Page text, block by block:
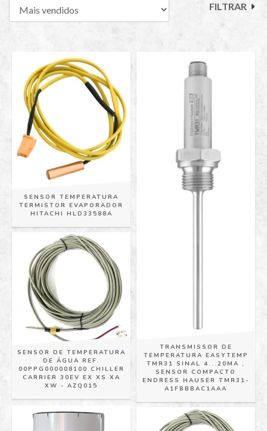
FILTRAR
SENSOR TEMPERATURA
TERMISTOR EVAPORADOR
HITACHI HLD33588A
TRANSMISSOR DE
TEMPERATURA EASYTEMP
TMR31 SINAL 4...20MA ,
SENSOR COMPACTO
ENDRESS HAUSER TMR31-
A1FBBBAC1AAA
SENSOR DE TEMPERATURA
DE ÁGUA REF.
00PPG000008100 CHILLER
CARRIER 30EV EX XS XA
XW - AZQ015